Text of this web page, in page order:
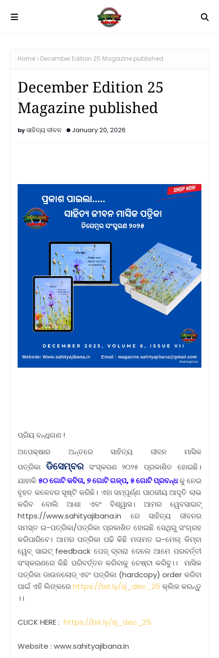
Home December Edition 25 Magazine published
December Edition 25
Magazine published
ସାହିତ୍ୟ ଜୀବନ January 20, 2026
ପ୍ରିୟ ବନ୍ଧୁଗଣ !
ଅପେକ୍ଷାର ଅନ୍ତରେ ସାହିତ୍ୟ ଜୀବନ ମାସିକ
ପତ୍ରିକା ଡିସେମ୍ବର ସଂସ୍କରଣ ୨୦୨୫ ପ୍ରକାଶିତ ହୋଇଛି।
ଯାହାକି୫୦ଗୋଟି କବିତା, ୭ ଗୋଟି ଗଳ୍ପ, ୫ ଗୋଟି ପ୍ରବନ୍ଧକୁ ନେଇ
ବୃହତ କଳେବର ସୃଷ୍ଟି କରିଛି। ଏହା ସମ୍ପୂର୍ଣ୍ଣ ପାଠକୀୟ ଆଦୃତି ଲାଭ
କରିବ ବୋଲି ଆଶା ଏବଂ ବିଶ୍ୱାସ। ଆମର ୱେବସାଇଟ୍
https://www.sahityajibana.in ରେ ସାହିତ୍ୟ ଜୀବନର
ସମସ୍ତ ଇ-ପତ୍ରିକା/ପତ୍ରିକା ପ୍ରକାଶିତ ହୋଇଛି ସେଥିରୁ ସଂଗ୍ରହ
କରିପାରିବେ। ଆମର ପତ୍ରିକା ପଢି କିଛି ମତାମତ ଇ-ମେଲ୍ କିମ୍ବା
ୱେବ୍ ସାଇଟ୍ feedback ପେଜ୍ ଦ୍ବାରା ଦେଲେ ଆମେ ପରବର୍ତ୍ତୀ
ସଂସ୍କରଣରେ କିଛି ପରିବର୍ତ୍ତନ କରିବାକୁ ଚେଷ୍ଟା କରିବୁ।। ମାସିକ
ପତ୍ରିକା ଡାଉନଲୋଡ୍ ଏବଂ ପତ୍ରିକା (hardcopy) order କରିବା
ପାଇଁ ଏହି ଲିଙ୍କରେhttps://bit.ly/sj_dec_25 କ୍ଲିକ କରନ୍ତୁ
।।
CLICK HERE : https://bit.ly/sj_dec_25
Website : www.sahityajibana.in